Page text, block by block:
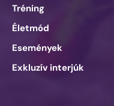
Tréning
Életmód
Események
Exkluzív interjúk